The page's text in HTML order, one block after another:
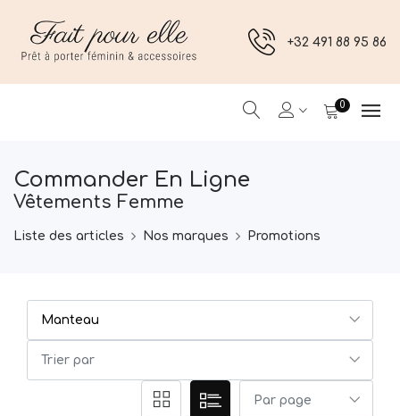
+32 491 88 95 86
0
Commander En Ligne
Vêtements Femme
Liste des articles Nos marques Promotions